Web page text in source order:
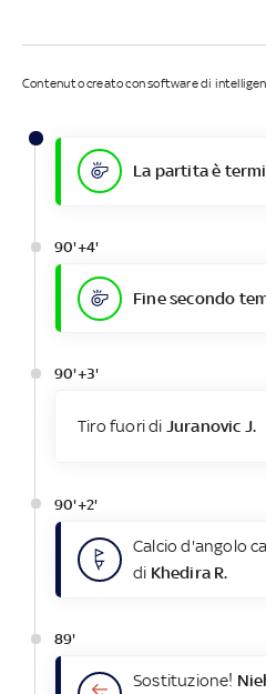
Contenuto creato con software di
La partita è
90'+4'
Fine secondo
90'+3'
Tiro fuori di Juranovic J.
90'+2'
Calcio d'angolo
di Khedira R.
89'
Sostituzione!